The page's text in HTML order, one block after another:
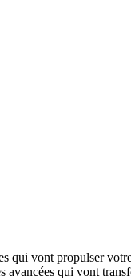
qui vont propulser
avancées qui vont